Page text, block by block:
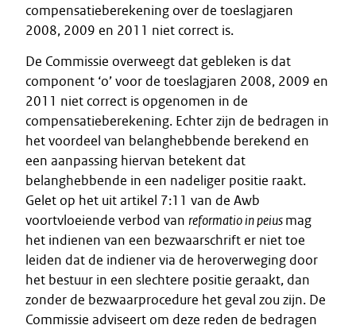
compensatieberekening over de toeslagjaren
2008, 2009 en 2011 niet correct is.
De Commissie overweegt dat gebleken is dat
component ‘o’ voor de toeslagjaren 2008, 2009 en
2011 niet correct is opgenomen in de
compensatieberekening. Echter zijn de bedragen in
het voordeel van belanghebbende berekend en
een aanpassing hiervan betekent dat
belanghebbende in een nadeliger positie raakt.
Gelet op het uit artikel 7:11 van de Awb
voortvloeiende verbod van reformatio in peiusmag
het indienen van een bezwaarschrift er niet toe
leiden dat de indiener via de heroverweging door
het bestuur in een slechtere positie geraakt, dan
zonder de bezwaarprocedure het geval zou zijn. De
Commissie adviseert om deze reden de bedragen